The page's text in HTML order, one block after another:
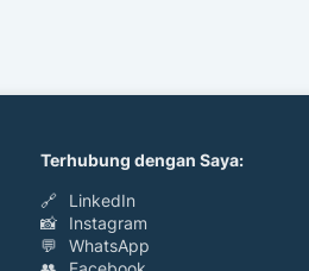
Terhubung dengan Saya:
🔗
LinkedIn
📸
Instagram
💬
WhatsApp